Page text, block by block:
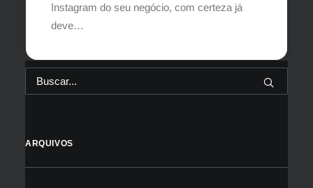
Instagram do seu negócio, com certeza já
deve…
ARQUIVOS